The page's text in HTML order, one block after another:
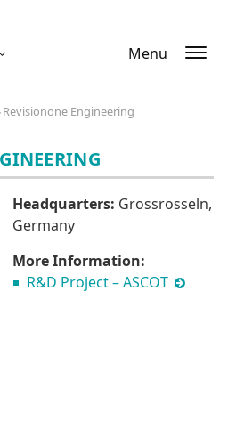
Menu
Revisionone Engineering
Headquarters: Grossrosseln,
Germany
More Information:
R&D Project – ASCOT